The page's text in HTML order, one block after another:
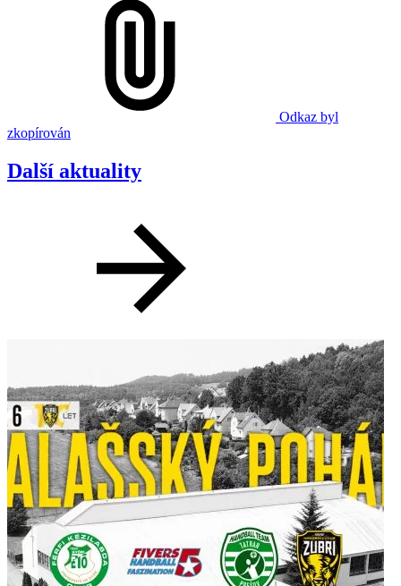
Odkaz byl
zkopírován
Další aktuality